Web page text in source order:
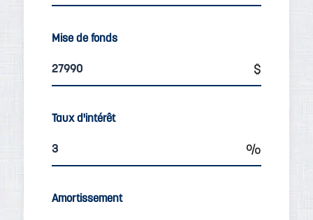
Mise de fonds
Taux d'intérêt
Amortissement